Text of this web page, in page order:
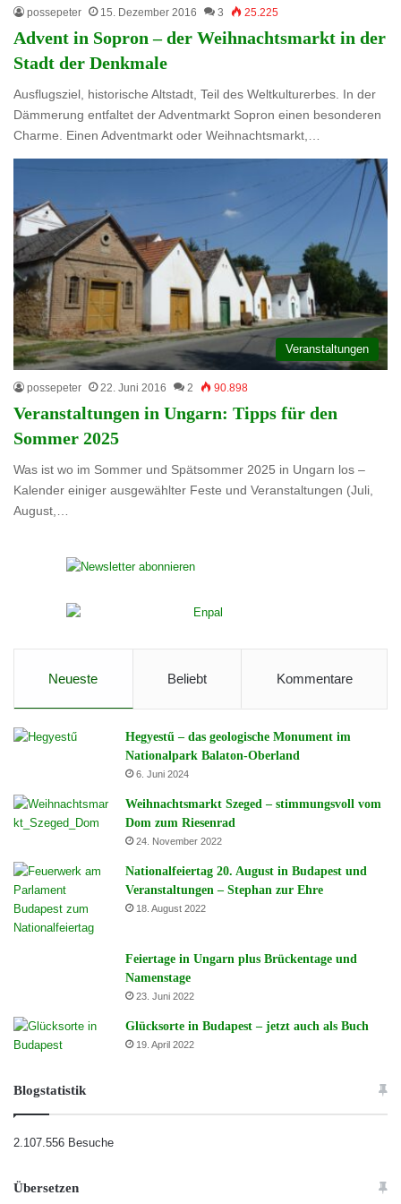
possepeter 15. Dezember 2016 3 25.225
Advent in Sopron – der Weihnachtsmarkt in der
Stadt der Denkmale
Ausflugsziel, historische Altstadt, Teil des Weltkulturerbes. In der
Dämmerung entfaltet der Adventmarkt Sopron einen besonderen
Charme. Einen Adventmarkt oder Weihnachtsmarkt,…
Veranstaltungen
possepeter 22. Juni 2016 2 90.898
Veranstaltungen in Ungarn: Tipps für den
Sommer 2025
Was ist wo im Sommer und Spätsommer 2025 in Ungarn los –
Kalender einiger ausgewählter Feste und Veranstaltungen (Juli,
August,…
Neueste Beliebt Kommentare
Hegyestű – das geologische Monument im
Nationalpark Balaton-Oberland
6. Juni 2024
Weihnachtsmarkt Szeged – stimmungsvoll vom
Dom zum Riesenrad
24. November 2022
Nationalfeiertag 20. August in Budapest und
Veranstaltungen – Stephan zur Ehre
18. August 2022
Feiertage in Ungarn plus Brückentage und
Namenstage
23. Juni 2022
Glücksorte in Budapest – jetzt auch als Buch
19. April 2022
Blogstatistik
2.107.556 Besuche
Übersetzen